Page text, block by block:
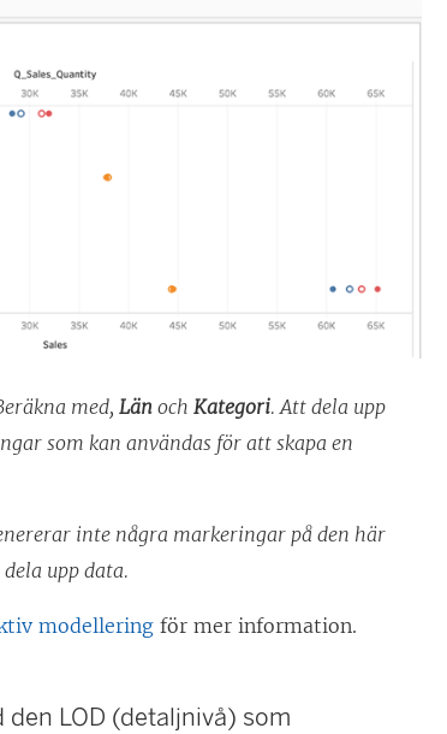
med,Län ochKategori. Att dela upp
som kan användas för att skapa en
inte några markeringar på den här
upp data.
modellering för mer information.
LOD (detaljnivå) som